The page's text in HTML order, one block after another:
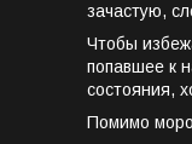
зачастую,
Чтобы
попавшее к
состояния,
Помимо